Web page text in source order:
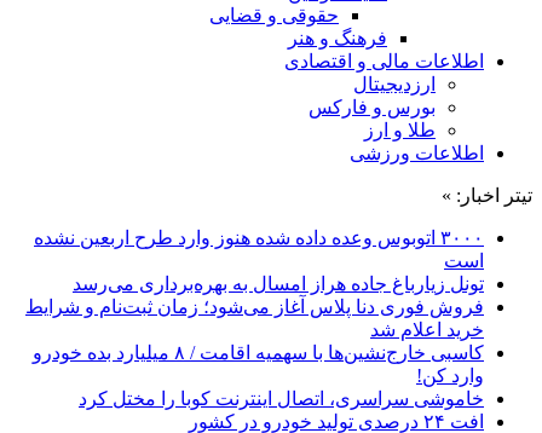
حقوقی و قضایی
فرهنگ و هنر
اطلاعات مالی و اقتصادی
ارزدیجیتال
بورس و فارکس
طلا و ارز
اطلاعات ورزشی
تیتر اخبار: »
۳۰۰۰ اتوبوس وعده داده شده هنوز وارد طرح اربعین نشده
است
تونل زیارباغ جاده هراز امسال به بهره‌برداری می‌رسد
فروش فوری دنا پلاس آغاز می‌شود؛ زمان ثبت‌نام و شرایط
خرید اعلام شد
کاسبی خارج‌نشین‌ها با سهمیه اقامت / ۸ میلیارد بده خودرو
وارد کن!
خاموشی سراسری، اتصال اینترنت کوبا را مختل کرد
افت ۲۴ درصدی تولید خودرو در کشور